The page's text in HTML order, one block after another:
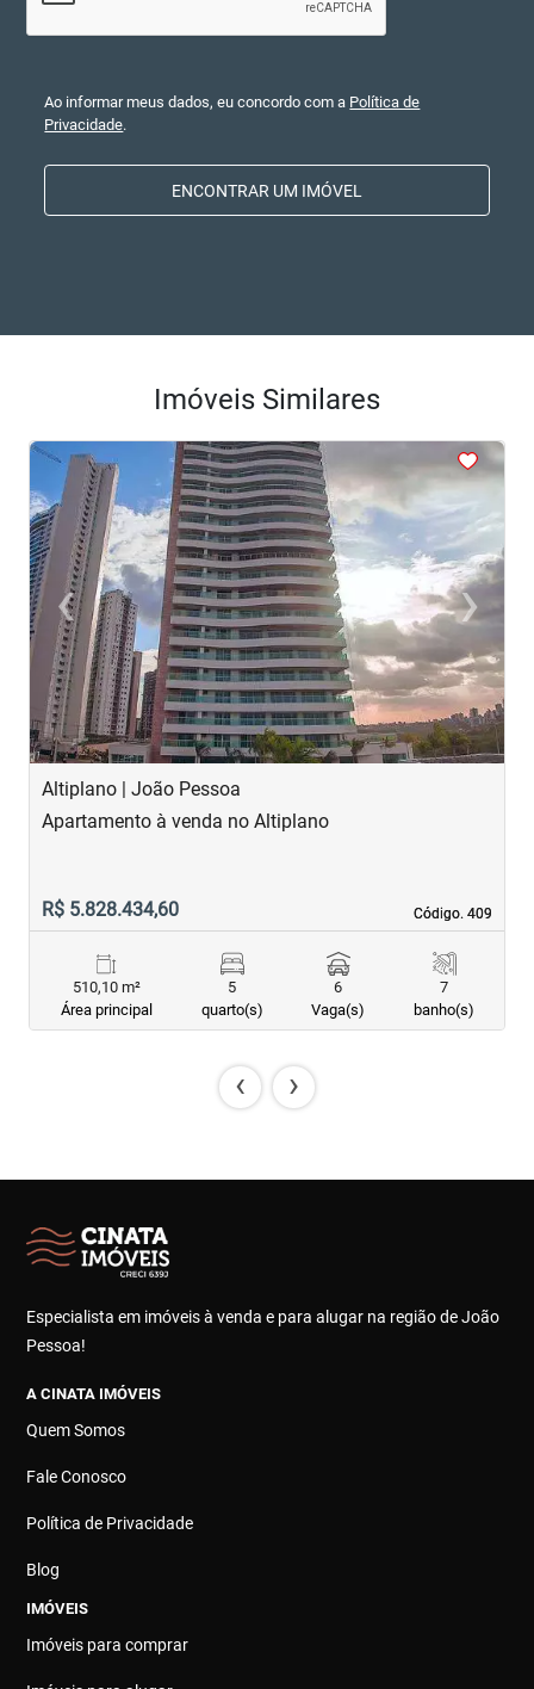
Ao informar meus dados, eu concordo com a Política de
Privacidade.
ENCONTRAR UM IMÓVEL
Imóveis Similares
<<< <
‹
Previous ›Next
Altiplano | João Pessoa
Código. 409
Código. 409
Apartamento à venda no Altiplano
R$ 5.828.434,60
510,10 m²
Área principal
5
quarto(s)
6
Vaga(s)
7
banho(s)
‹ ›
Especialista em imóveis à venda e para alugar na região de João
Pessoa!
A CINATA IMÓVEIS
Quem Somos
Fale Conosco
Política de Privacidade
Blog
IMÓVEIS
Imóveis para comprar